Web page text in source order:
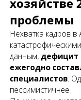
проблемы
Нехватка кадров в
данным, дефицит
ежегодно
специалистов.
пессимистичнее.